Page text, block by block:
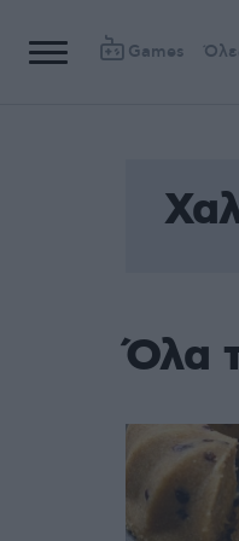
Games
Όλα